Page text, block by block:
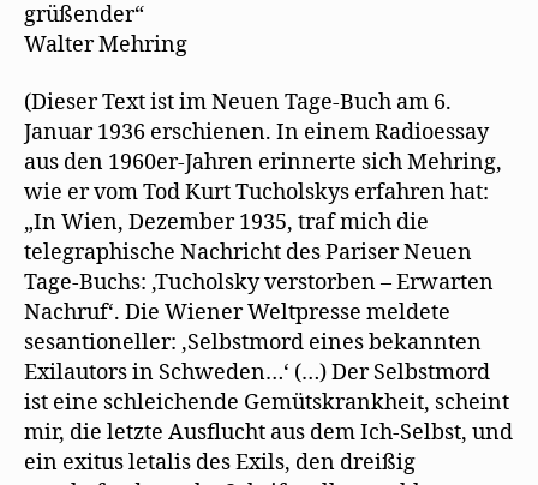
grüßender“
Walter Mehring
(Dieser Text ist im Neuen Tage-Buch am 6.
Januar 1936 erschienen. In einem Radioessay
aus den 1960er-Jahren erinnerte sich Mehring,
wie er vom Tod Kurt Tucholskys erfahren hat:
„In Wien, Dezember 1935, traf mich die
telegraphische Nachricht des Pariser Neuen
Tage-Buchs: ‚Tucholsky verstorben – Erwarten
Nachruf‘. Die Wiener Weltpresse meldete
sesantioneller: ‚Selbstmord eines bekannten
Exilautors in Schweden…‘ (…) Der Selbstmord
ist eine schleichende Gemütskrankheit, scheint
mir, die letzte Ausflucht aus dem Ich-Selbst, und
ein exitus letalis des Exils, den dreißig